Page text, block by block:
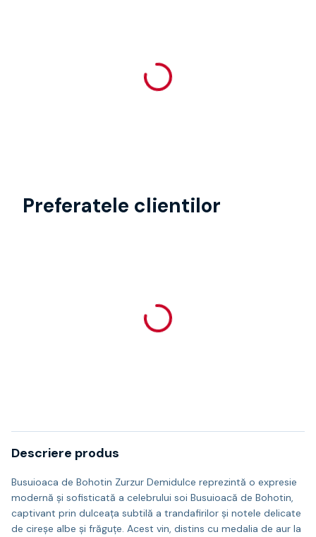
Preferatele clientilor
Descriere produs
Busuioaca de Bohotin Zurzur Demidulce reprezintă o expresie
modernă și sofisticată a celebrului soi Busuioacă de Bohotin,
captivant prin dulceața subtilă a trandafirilor și notele delicate
de cireșe albe și frăguțe. Acest vin, distins cu medalia de aur la